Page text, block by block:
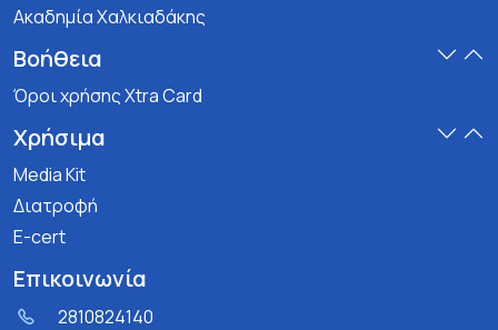
Ακαδημία Χαλκιαδάκης
Βοήθεια
Όροι χρήσης Xtra Card
Χρήσιμα
Media Kit
Διατροφή
E-cert
Επικοινωνία
2810824140